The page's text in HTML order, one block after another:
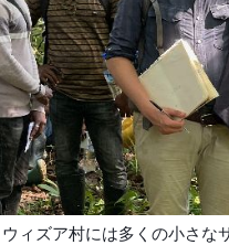
ィズア村には多くの小さな